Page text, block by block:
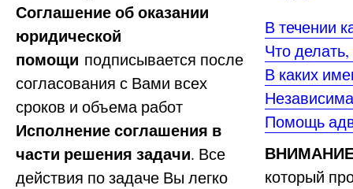
Соглашение об оказании
юридической
помощи подписывается после
согласования с Вами всех
сроков и объема работ
Исполнение соглашения в
части решения задачи. Все
действия по задаче Вы легко
В течении
Что
В каких
Помощь
который